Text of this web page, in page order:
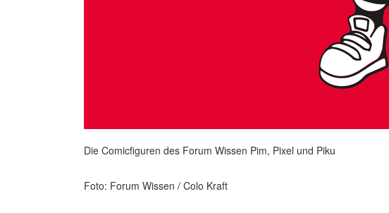
Die Comicfiguren des Forum Wissen Pim, Pixel und Piku
Foto: Forum Wissen / Colo Kraft